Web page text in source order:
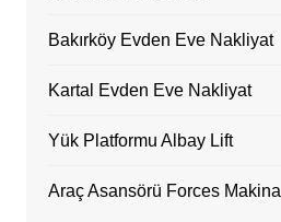
Bakırköy Evden Eve Nakliyat
Kartal Evden Eve Nakliyat
Yük Platformu Albay Lift
Araç Asansörü Forces Makina